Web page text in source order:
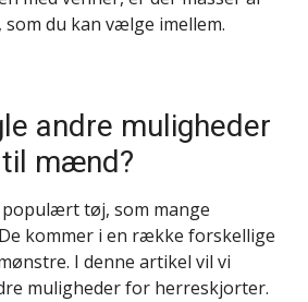
du kan vælge imellem.
andre muligheder
mænd?
tøj, som mange
kommer i en række forskellige
I denne artikel vil vi
muligheder for herreskjorter.